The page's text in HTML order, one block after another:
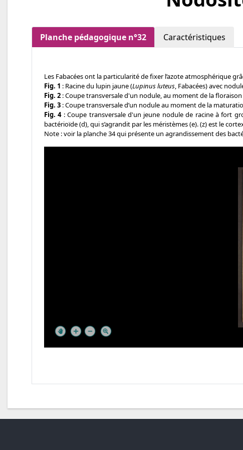
Planche pédagogique n°32 Caractéristiques
Les Fabacées ont la particularité de fixer l’azote atmosphérique
Fig. 1 : Racine du lupin jaune (Lupinus luteus, Fabacées) avec
Fig. 2 : Coupe transversale d'un nodule, au moment de la
Fig. 3 : Coupe transversale d’un nodule au moment de la
Fig. 4: Coupe transversale d'un jeune nodule de racine à fort
bactérioïde (d), qui s’agrandit par les méristèmes (e). (z) est le
Note : voir la planche 34 qui présente un agrandissement des